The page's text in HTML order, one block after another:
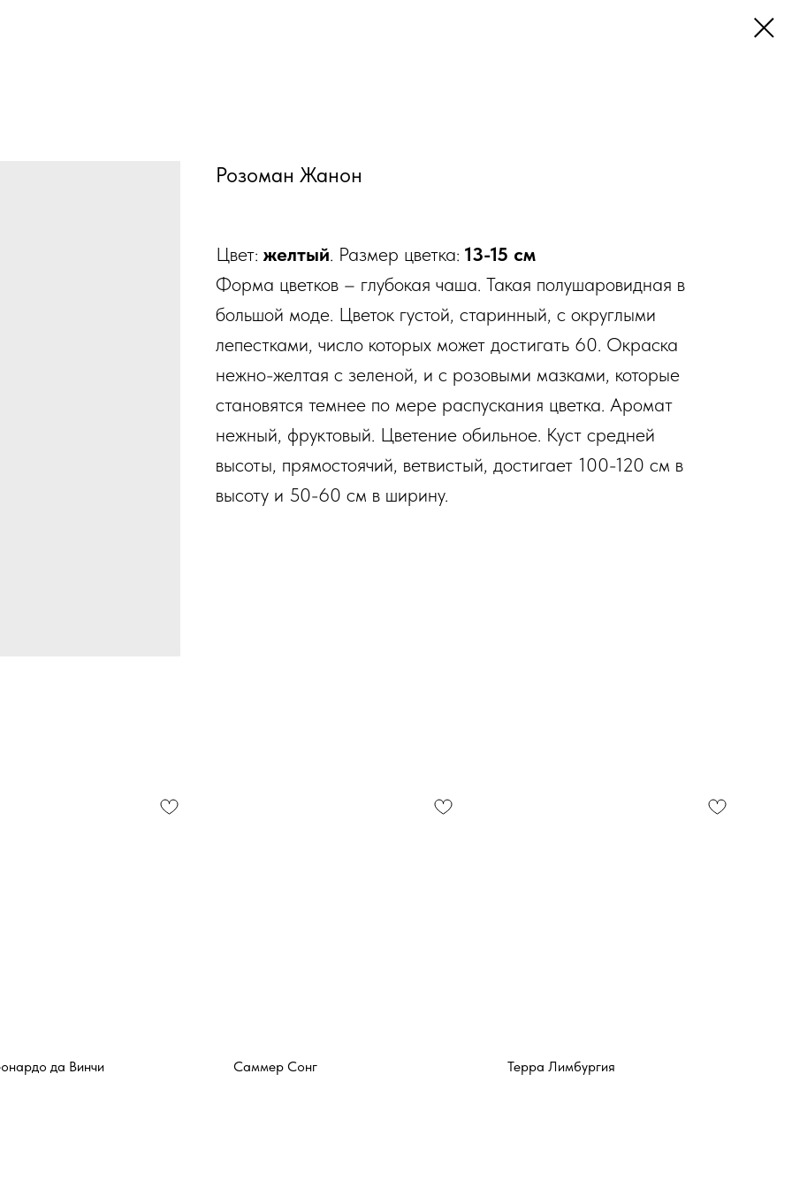
Розоман Жанон
Цвет: желтый. Размер цветка: 13-15 см
Форма цветков – глубокая чаша. Такая полушаровидная в
большой моде. Цветок густой, старинный, с округлыми
лепестками, число которых может достигать 60. Окраска
нежно-желтая с зеленой, и с розовыми мазками, которые
становятся темнее по мере распускания цветка. Аромат
нежный, фруктовый. Цветение обильное. Куст средней
высоты, прямостоячий, ветвистый, достигает 100-120 см в
высоту и 50-60 см в ширину.
да Винчи Саммер Сонг Терра Лимбургия